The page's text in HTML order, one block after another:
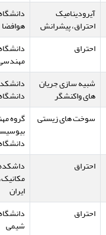
آیرودینامیک
احتراق، پیشرانش
هوافضا
احتراق
شبیه سازی جریان
های واکنشگر
سوخت های زیستی گروه
احتراق
ایران
احتراق
شیمی